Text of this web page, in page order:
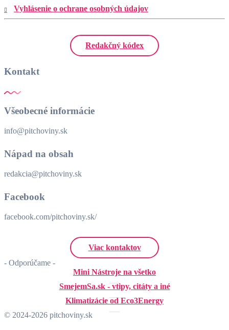
Vyhlásenie o ochrane osobných údajov
Redakčný kódex
Kontakt
Všeobecné informácie
info@pitchoviny.sk
Nápad na obsah
redakcia@pitchoviny.sk
Facebook
facebook.com/pitchoviny.sk/
Viac kontaktov
- Odporúčame -
Mini Nástroje na všetko
SmejemSa.sk - vtipy, citáty a iné
Klimatizácie od Eco3Energy
© 2024-2026 pitchoviny.sk